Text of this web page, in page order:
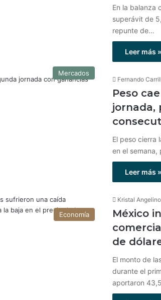
En la balanza
superávit de
repunte de…
Leer más »
Mercados
Fernando
Peso
jornada,
El peso cierra
en el
Leer más »
Economía
Kristal
México
de
El monto de
durante el
aportaron